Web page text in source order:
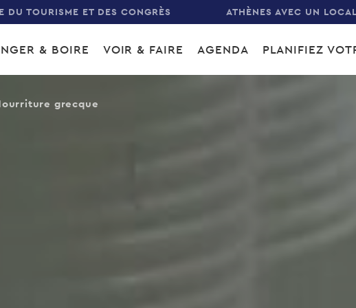
DU TOURISME ET DES CONGRÈS ATHÈNES AVEC UN LOCAL
& BOIRE VOIR & FAIRE AGENDA PLANIFIEZ
grecque